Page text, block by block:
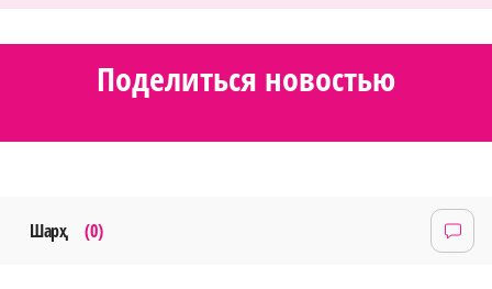
Поделиться новостью
Шарҳ (0)